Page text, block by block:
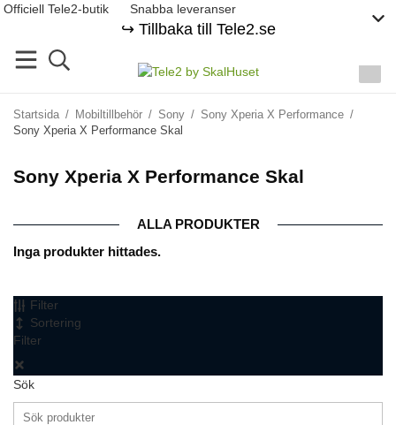
Officiell Tele2-butik Snabba leveranser
↪️ Tillbaka till Tele2.se
Startsida / Mobiltillbehör / Sony / Sony Xperia X Performance /
Sony Xperia X Performance Skal
Sony Xperia X Performance Skal
ALLA PRODUKTER
Inga produkter hittades.
Filter
Sortering
Filter
Sök